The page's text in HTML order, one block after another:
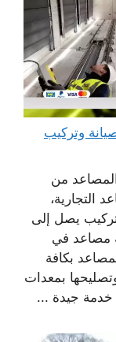
مصاعد في الكويت 65542233 صيانة وتركيب
من
التجارية،
يصل إلى
مصاعد في
بكافة
بمعدات
خدمة جيدة ...